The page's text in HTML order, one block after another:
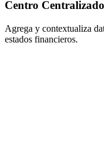
Centro
Agrega y contextualiza
estados financieros.